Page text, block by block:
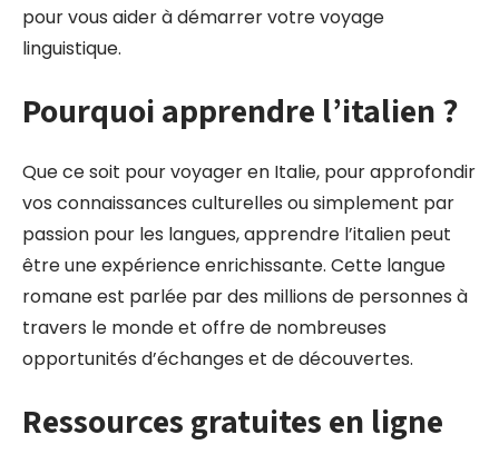
pour vous aider à démarrer votre voyage
linguistique.
Pourquoi apprendre l’italien ?
Que ce soit pour voyager en Italie, pour approfondir
vos connaissances culturelles ou simplement par
passion pour les langues, apprendre l’italien peut
être une expérience enrichissante. Cette langue
romane est parlée par des millions de personnes à
travers le monde et offre de nombreuses
opportunités d’échanges et de découvertes.
Ressources gratuites en ligne